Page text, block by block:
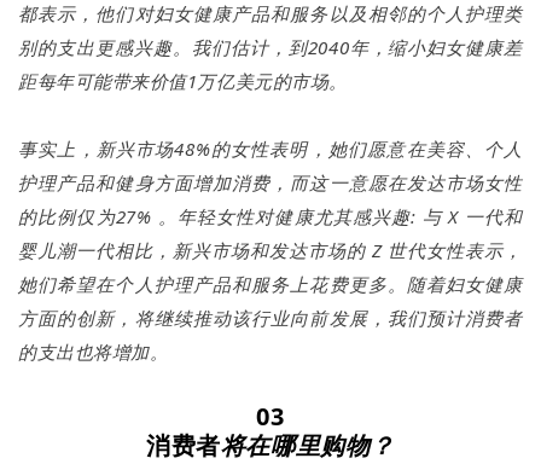
都表示，他们对妇女健康产品和服务以及相邻的个人护理类
别的支出更感兴趣。我们估计，到2040年，缩小妇女健康差
距每年可能带来价值1万亿美元的市场。
事实上，新兴市场48%的女性表明，她们愿意在美容、个人
护理产品和健身方面增加消费，而这一意愿在发达市场女性
的比例仅为27% 。年轻女性对健康尤其感兴趣: 与 X 一代和
婴儿潮一代相比，新兴市场和发达市场的 Z 世代女性表示，
她们希望在个人护理产品和服务上花费更多。随着妇女健康
方面的创新，将继续推动该行业向前发展，我们预计消费者
的支出也将增加。
03
消费者将在哪里购物？